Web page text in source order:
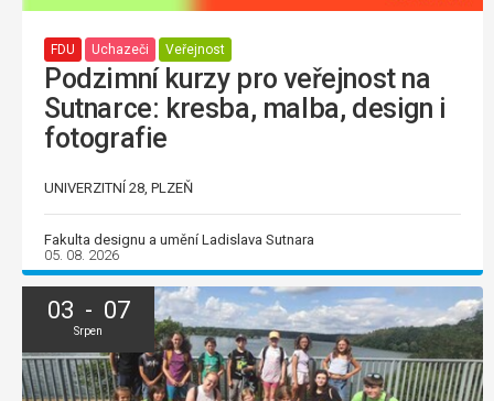
FDU Uchazeči Veřejnost
Podzimní kurzy pro veřejnost na
Sutnarce: kresba, malba, design i
fotografie
UNIVERZITNÍ 28, PLZEŇ
Fakulta designu a umění Ladislava Sutnara
05. 08. 2026
03 - 07
Srpen